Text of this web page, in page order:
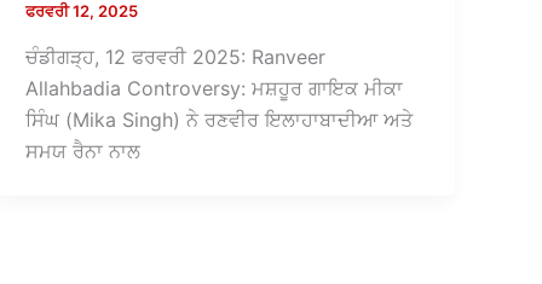
ਫਰਵਰੀ 12, 2025
ਚੰਡੀਗੜ੍ਹ, 12 ਫਰਵਰੀ 2025: Ranveer
Allahbadia Controversy: ਮਸ਼ਹੂਰ ਗਾਇਕ ਮੀਕਾ
ਸਿੰਘ (Mika Singh) ਨੇ ਰਣਵੀਰ ਇਲਾਹਾਬਾਦੀਆ ਅਤੇ
ਸਮਯ ਰੈਨਾ ਨਾਲ